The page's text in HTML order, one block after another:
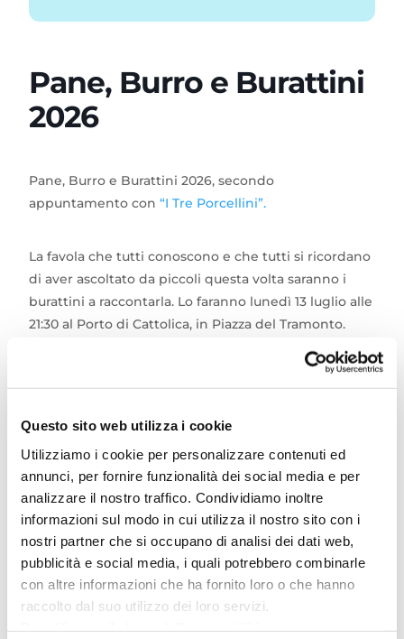
Questo sito web utilizza i cookie
Utilizziamo i cookie per personalizzare contenuti ed
annunci, per fornire funzionalità dei social media e per
analizzare il nostro traffico. Condividiamo inoltre
informazioni sul modo in cui utilizza il nostro sito con i
nostri partner che si occupano di analisi dei dati web,
pubblicità e social media, i quali potrebbero combinarle
con altre informazioni che ha fornito loro o che hanno
raccolto dal suo utilizzo dei loro servizi.
Pane, Burro e Burattini
2026
Pane, Burro e Burattini 2026, secondo
appuntamento con“I Tre Porcellini”.
La favola che tutti conoscono e che tutti si ricordano
di aver ascoltato da piccoli questa volta saranno i
burattini a raccontarla. Lo faranno lunedì 13 luglio alle
21:30 al Porto di Cattolica, in Piazza del Tramonto.
Ma siccome si sa che i burattini sono mattacchioni e
sarà un ombrello. Avete capito bene, un ombrello!
di più con vista mare, vi aspettiamo il 13 luglio a
Cattolica!
Ed è prorio quando i tre fratellini escono
dall’ombrello che incontrano il lupo famelico. Ed
allora l’ombrello si trasforma in casa, in luogo
protetto ma allo stesso tempo anche nel luogo di
scontro tra i tre porcellini e il predatore. Come andrà